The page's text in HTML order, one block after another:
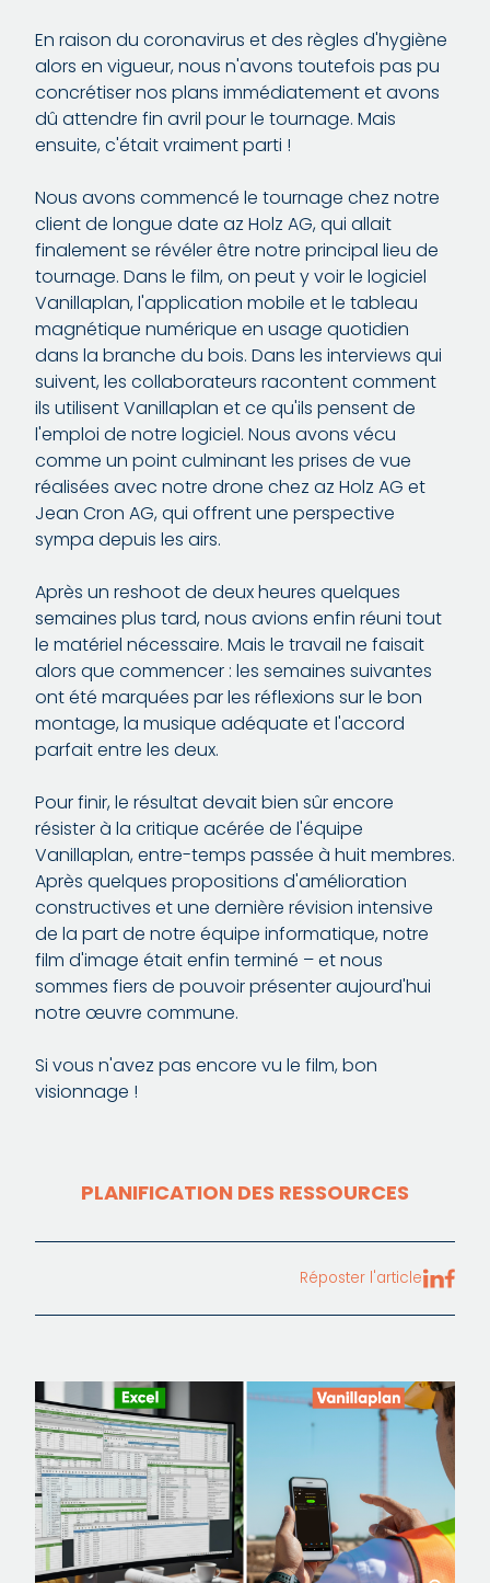
En raison du coronavirus et des règles d'hygiène
alors en vigueur, nous n'avons toutefois pas pu
concrétiser nos plans immédiatement et avons
dû attendre fin avril pour le tournage. Mais
ensuite, c'était vraiment parti !
Nous avons commencé le tournage chez notre
client de longue date az Holz AG, qui allait
finalement se révéler être notre principal lieu de
tournage. Dans le film, on peut y voir le logiciel
Vanillaplan, l'application mobile et le tableau
magnétique numérique en usage quotidien
dans la branche du bois. Dans les interviews qui
suivent, les collaborateurs racontent comment
ils utilisent Vanillaplan et ce qu'ils pensent de
l'emploi de notre logiciel. Nous avons vécu
comme un point culminant les prises de vue
réalisées avec notre drone chez az Holz AG et
Jean Cron AG, qui offrent une perspective
sympa depuis les airs.
Après un reshoot de deux heures quelques
semaines plus tard, nous avions enfin réuni tout
le matériel nécessaire. Mais le travail ne faisait
alors que commencer : les semaines suivantes
ont été marquées par les réflexions sur le bon
montage, la musique adéquate et l'accord
parfait entre les deux.
Pour finir, le résultat devait bien sûr encore
résister à la critique acérée de l'équipe
Vanillaplan, entre-temps passée à huit membres.
Après quelques propositions d'amélioration
constructives et une dernière révision intensive
de la part de notre équipe informatique, notre
film d'image était enfin terminé – et nous
sommes fiers de pouvoir présenter aujourd'hui
notre œuvre commune.
Si vous n'avez pas encore vu le film, bon
visionnage !
PLANIFICATION DES RESSOURCES
Réposter l'article